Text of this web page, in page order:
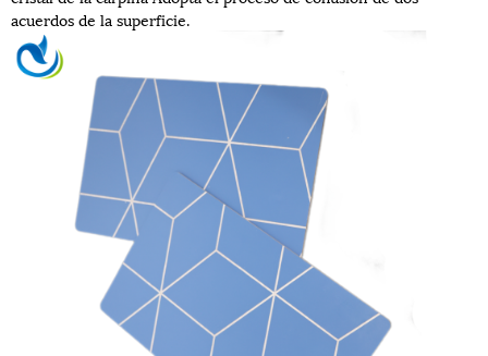
acuerdos de la superficie.